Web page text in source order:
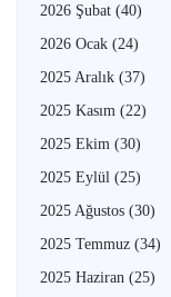
2026 Şubat (40)
2026 Ocak (24)
2025 Aralık (37)
2025 Kasım (22)
2025 Ekim (30)
2025 Eylül (25)
2025 Ağustos (30)
2025 Temmuz (34)
2025 Haziran (25)